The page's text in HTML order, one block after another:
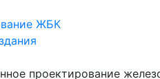
ЖБК
проектирование